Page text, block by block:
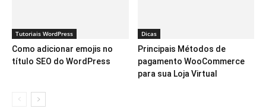
Tutoriais WordPress
Como adicionar emojis no
título SEO do WordPress
Dicas
Principais Métodos de
pagamento WooCommerce
para sua Loja Virtual